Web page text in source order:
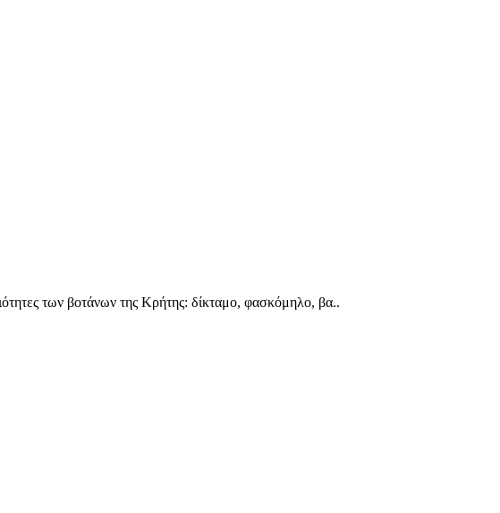
των βοτάνων της Κρήτης: δίκταμο, φασκόμηλο, βα..